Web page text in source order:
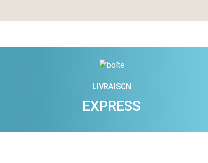
LIVRAISON
EXPRESS